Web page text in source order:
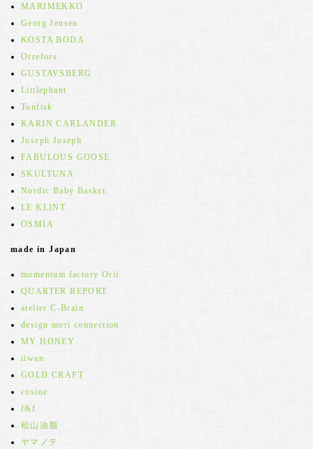
MARIMEKKO
Georg Jensen
KOSTA BODA
Orrefors
GUSTAVSBERG
Littlephant
Tonfisk
KARIN CARLANDER
Joseph Joseph
FABULOUS GOOSE
SKULTUNA
Nordic Baby Basket
LE KLINT
OSMIA
made in Japan
momentum factory Orii
QUARTER REPORT
atelier C-Brain
design mori connection
MY HONEY
iiwan
GOLD CRAFT
cosine
f&f
松山油脂
ヤマノテ